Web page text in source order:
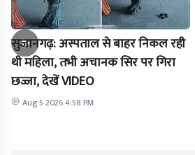
सुजानगढ़: अस्पताल से बाहर निकल रही
थी महिला, तभी अचानक सिर पर गिरा
छज्जा, देखें VIDEO
Aug 5 2026 4:58 PM